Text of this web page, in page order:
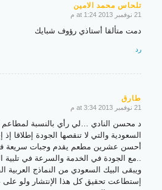
تلحاس محمد الامين
says:
21 نوفمبر 2013 at 1:24 م
دمت متألقا أستاذي رؤوف شبايك
رد
طارق
says:
21 نوفمبر 2013 at 3:34 م
د محسن النادي …لي رأي بالنسبة لمطاعم
السعودية والتي لا تنقصها الجودة إطلاقا
أحسن عشرين مطعم يقدم وجبات سريعة
..مع الجودة في الخدمة والسرعة في تلبية
ويبقى البيك السعودي من النماذج العربية
إستطاعت تحقيق كل هذا الإنتشار ولو على